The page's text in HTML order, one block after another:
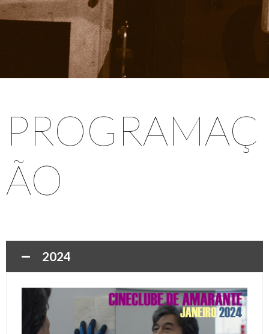
PROGRAMAÇ
ÃO
2024